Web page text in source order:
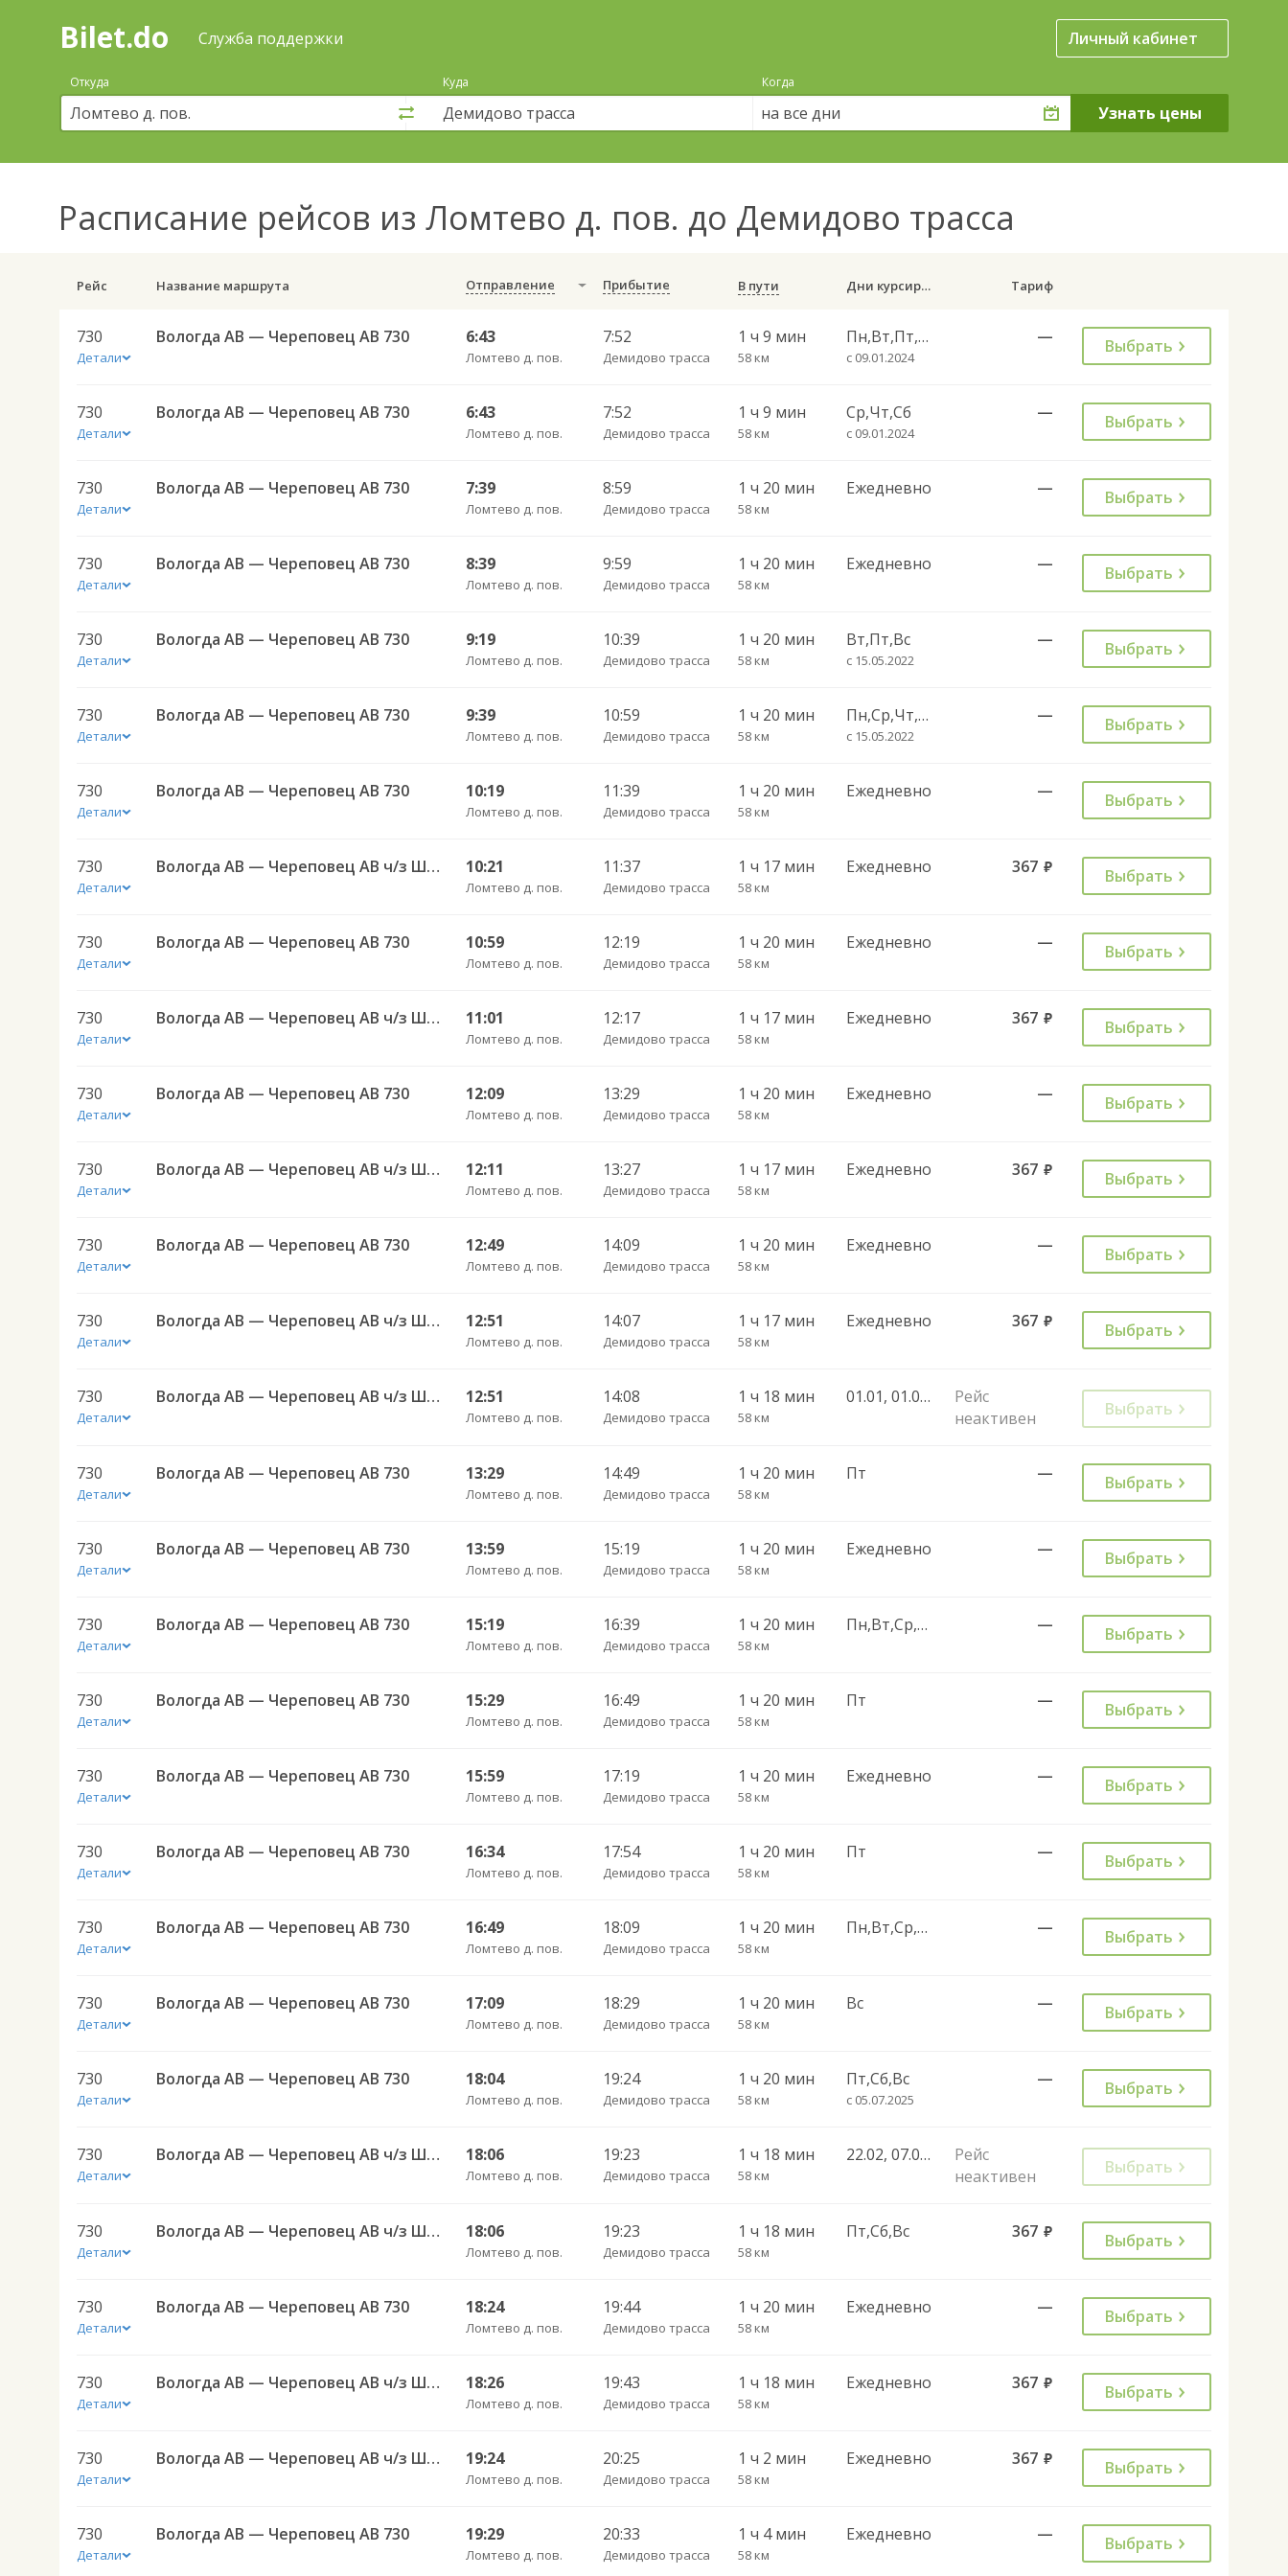
Поиск
покупка
билетов
автобус
онлайн
Bilet.do Служба поддержки Личный кабинет
Откуда Куда Когда
на все дни
Расписание рейсов из Ломтево д. пов. до Демидово трасса
Рейс Название маршрута Отправление Прибытие В пути Дни курсирования Тариф
730
Детали
Вологда АВ — Череповец АВ 730 6:43
Ломтево д. пов.
7:52
Демидово трасса
1 ч 9 мин
58 км
Пн,Вт,Пт,Вс
с 09.01.2024
— Выбрать
730
Детали
Вологда АВ — Череповец АВ 730 6:43
Ломтево д. пов.
7:52
Демидово трасса
1 ч 9 мин
58 км
Ср,Чт,Сб
с 09.01.2024
— Выбрать
730
Детали
Вологда АВ — Череповец АВ 730 7:39
Ломтево д. пов.
8:59
Демидово трасса
1 ч 20 мин
58 км
Ежедневно — Выбрать
730
Детали
Вологда АВ — Череповец АВ 730 8:39
Ломтево д. пов.
9:59
Демидово трасса
1 ч 20 мин
58 км
Ежедневно — Выбрать
730
Детали
Вологда АВ — Череповец АВ 730 9:19
Ломтево д. пов.
10:39
Демидово трасса
1 ч 20 мин
58 км
Вт,Пт,Вс
с 15.05.2022
— Выбрать
730
Детали
Вологда АВ — Череповец АВ 730 9:39
Ломтево д. пов.
10:59
Демидово трасса
1 ч 20 мин
58 км
Пн,Ср,Чт,Сб
с 15.05.2022
— Выбрать
730
Детали
Вологда АВ — Череповец АВ 730 10:19
Ломтево д. пов.
11:39
Демидово трасса
1 ч 20 мин
58 км
Ежедневно — Выбрать
730
Детали
Вологда АВ — Череповец АВ ч/з Шексна АC -730 10:21
Ломтево д. пов.
11:37
Демидово трасса
1 ч 17 мин
58 км
Ежедневно 367 руб. Выбрать
730
Детали
Вологда АВ — Череповец АВ 730 10:59
Ломтево д. пов.
12:19
Демидово трасса
1 ч 20 мин
58 км
Ежедневно — Выбрать
730
Детали
Вологда АВ — Череповец АВ ч/з Шексна АC -730 11:01
Ломтево д. пов.
12:17
Демидово трасса
1 ч 17 мин
58 км
Ежедневно 367 руб. Выбрать
730
Детали
Вологда АВ — Череповец АВ 730 12:09
Ломтево д. пов.
13:29
Демидово трасса
1 ч 20 мин
58 км
Ежедневно — Выбрать
730
Детали
Вологда АВ — Череповец АВ ч/з Шексна АC -730 12:11
Ломтево д. пов.
13:27
Демидово трасса
1 ч 17 мин
58 км
Ежедневно 367 руб. Выбрать
730
Детали
Вологда АВ — Череповец АВ 730 12:49
Ломтево д. пов.
14:09
Демидово трасса
1 ч 20 мин
58 км
Ежедневно — Выбрать
730
Детали
Вологда АВ — Череповец АВ ч/з Шексна АC -730 12:51
Ломтево д. пов.
14:07
Демидово трасса
1 ч 17 мин
58 км
Ежедневно 367 руб. Выбрать
730
Детали
Вологда АВ — Череповец АВ ч/з Шексна АC -730 12:51
Ломтево д. пов.
14:08
Демидово трасса
1 ч 18 мин
58 км
01.01, 01.01, 01.01
Рейс
неактивен
Выбрать
730
Детали
Вологда АВ — Череповец АВ 730 13:29
Ломтево д. пов.
14:49
Демидово трасса
1 ч 20 мин
58 км
Пт — Выбрать
730
Детали
Вологда АВ — Череповец АВ 730 13:59
Ломтево д. пов.
15:19
Демидово трасса
1 ч 20 мин
58 км
Ежедневно — Выбрать
730
Детали
Вологда АВ — Череповец АВ 730 15:19
Ломтево д. пов.
16:39
Демидово трасса
1 ч 20 мин
58 км
Пн,Вт,Ср,Чт,Сб,Вс — Выбрать
730
Детали
Вологда АВ — Череповец АВ 730 15:29
Ломтево д. пов.
16:49
Демидово трасса
1 ч 20 мин
58 км
Пт — Выбрать
730
Детали
Вологда АВ — Череповец АВ 730 15:59
Ломтево д. пов.
17:19
Демидово трасса
1 ч 20 мин
58 км
Ежедневно — Выбрать
730
Детали
Вологда АВ — Череповец АВ 730 16:34
Ломтево д. пов.
17:54
Демидово трасса
1 ч 20 мин
58 км
Пт — Выбрать
730
Детали
Вологда АВ — Череповец АВ 730 16:49
Ломтево д. пов.
18:09
Демидово трасса
1 ч 20 мин
58 км
Пн,Вт,Ср,Чт,Сб — Выбрать
730
Детали
Вологда АВ — Череповец АВ 730 17:09
Ломтево д. пов.
18:29
Демидово трасса
1 ч 20 мин
58 км
Вс — Выбрать
730
Детали
Вологда АВ — Череповец АВ 730 18:04
Ломтево д. пов.
19:24
Демидово трасса
1 ч 20 мин
58 км
Пт,Сб,Вс
с 05.07.2025
— Выбрать
730
Детали
Вологда АВ — Череповец АВ ч/з Шексна АC -730 18:06
Ломтево д. пов.
19:23
Демидово трасса
1 ч 18 мин
58 км
22.02, 07.03, 27.04, 08.05, 02.11, 28.12, 30.04, 07.05, 11.06, 04.11, 30.12, 31.12, 23.02, 09.03, 30.04
Рейс
неактивен
Выбрать
730
Детали
Вологда АВ — Череповец АВ ч/з Шексна АC -730 18:06
Ломтево д. пов.
19:23
Демидово трасса
1 ч 18 мин
58 км
Пт,Сб,Вс 367 руб. Выбрать
730
Детали
Вологда АВ — Череповец АВ 730 18:24
Ломтево д. пов.
19:44
Демидово трасса
1 ч 20 мин
58 км
Ежедневно — Выбрать
730
Детали
Вологда АВ — Череповец АВ ч/з Шексна АC -730 18:26
Ломтево д. пов.
19:43
Демидово трасса
1 ч 18 мин
58 км
Ежедневно 367 руб. Выбрать
730
Детали
Вологда АВ — Череповец АВ ч/з Шексна АC -730 19:24
Ломтево д. пов.
20:25
Демидово трасса
1 ч 2 мин
58 км
Ежедневно 367 руб. Выбрать
730
Детали
Вологда АВ — Череповец АВ 730 19:29
Ломтево д. пов.
20:33
Демидово трасса
1 ч 4 мин
58 км
Ежедневно — Выбрать